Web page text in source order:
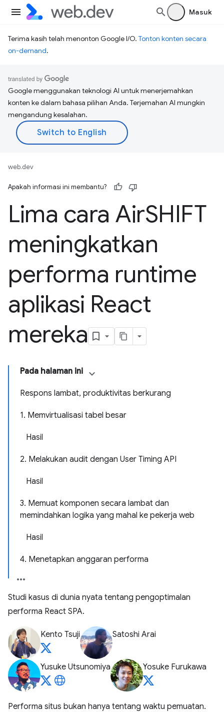
Masuk
Terima kasih telah menonton Google I/O. Tonton konten secara
on-demand.
Google menggunakan teknologi AI untuk menerjemahkan
konten ke dalam bahasa pilihan Anda. Terjemahan AI mungkin
mengandung kesalahan.
web.dev
Apakah informasi ini membantu?
Lima cara AirSHIFT
meningkatkan
performa runtime
aplikasi React
mereka
Pada halaman ini
Respons lambat, produktivitas berkurang
1. Memvirtualisasi tabel besar
Hasil
2. Melakukan audit dengan User Timing API
Hasil
3. Memuat komponen secara lambat dan
memindahkan logika yang mahal ke pekerja web
Hasil
4. Menetapkan anggaran performa
Studi kasus di dunia nyata tentang pengoptimalan
performa React SPA.
Kento Tsuji Satoshi Arai
Yusuke Utsunomiya Yosuke Furukawa
Performa situs bukan hanya tentang waktu pemuatan.